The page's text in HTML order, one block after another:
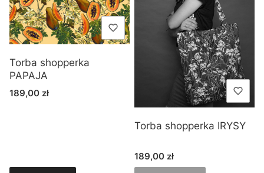
Torba shopperka
PAPAJA
Cena
189,00 zł
Torba shopperka IRYSY
Cena
189,00 zł